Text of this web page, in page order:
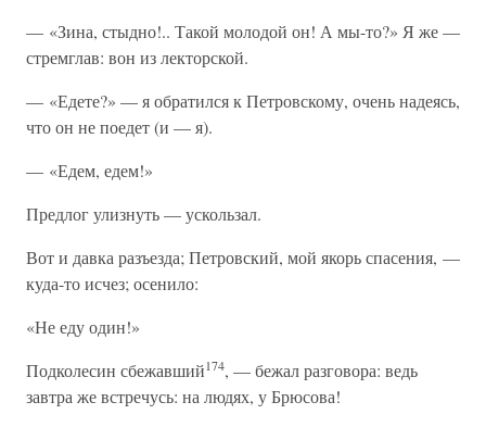
— «Зина, стыдно!.. Такой молодой он! А мы-то?» Я же —
стремглав: вон из лекторской.
— «Едете?» — я обратился к Петровскому, очень надеясь,
что он не поедет (и — я).
— «Едем, едем!»
Предлог улизнуть — ускользал.
Вот и давка разъезда; Петровский, мой якорь спасения, —
куда-то исчез; осенило:
«Не еду один!»
Подколесин сбежавший174, — бежал разговора: ведь
завтра же встречусь: на людях, у Брюсова!